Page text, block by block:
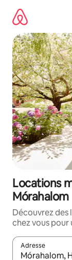
directement
contenu
Locations
Mórahalom
Découvrez des
chez vous pour
Adresse
Lorsque les